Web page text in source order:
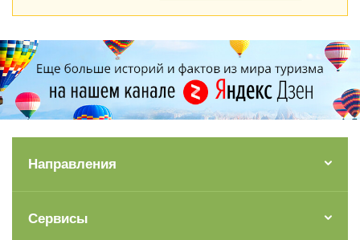
Направления
Сервисы